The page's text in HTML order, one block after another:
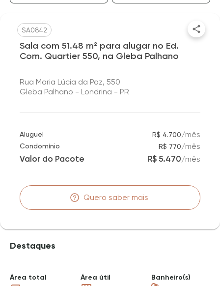
SA0842
Sala com 51.48 m² para alugar no Ed.
Com. Quartier 550, na Gleba Palhano
Rua Maria Lúcia da Paz, 550
Gleba Palhano - Londrina - PR
Aluguel R$ 4.700/mês
Condomínio R$ 770/mês
Valor do Pacote R$ 5.470/mês
Quero saber mais
Destaques
Área total Área útil Banheiro(s)